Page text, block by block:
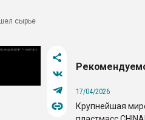
сырье
17/04/2026
Крупнейшая